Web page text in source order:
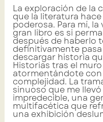
La exploración de la
que la literatura
poderosa. Para mí,
gran libro es si
después de haberlo
definitivamente
descargar historia
Historias tras el
atormentándote con
complejidad. La
sinuoso que me
impredecible, una
multifacética que
una exhibición